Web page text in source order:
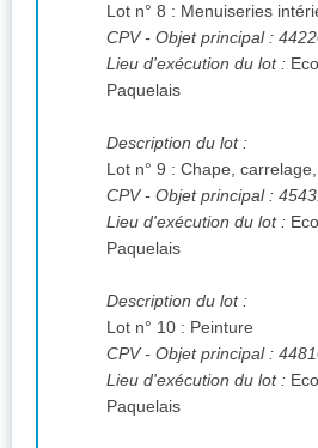
Lot n° 8 : Menuiseries
CPV- Objet principal :
Lieu d'exécution du lot :
Paquelais
Description du lot :
Lot n° 9 : Chape,
CPV- Objet principal :
Lieu d'exécution du lot :
Paquelais
Description du lot :
Lot n° 10 : Peinture
CPV- Objet principal :
Lieu d'exécution du lot :
Paquelais